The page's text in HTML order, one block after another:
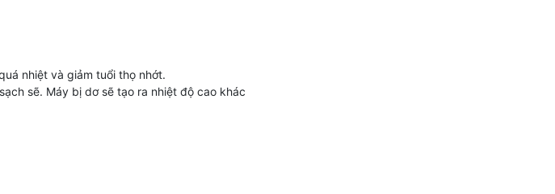
nhiệt và giảm tuổi thọ nhớt.
sẽ. Máy bị dơ sẽ tạo ra nhiệt độ cao khác